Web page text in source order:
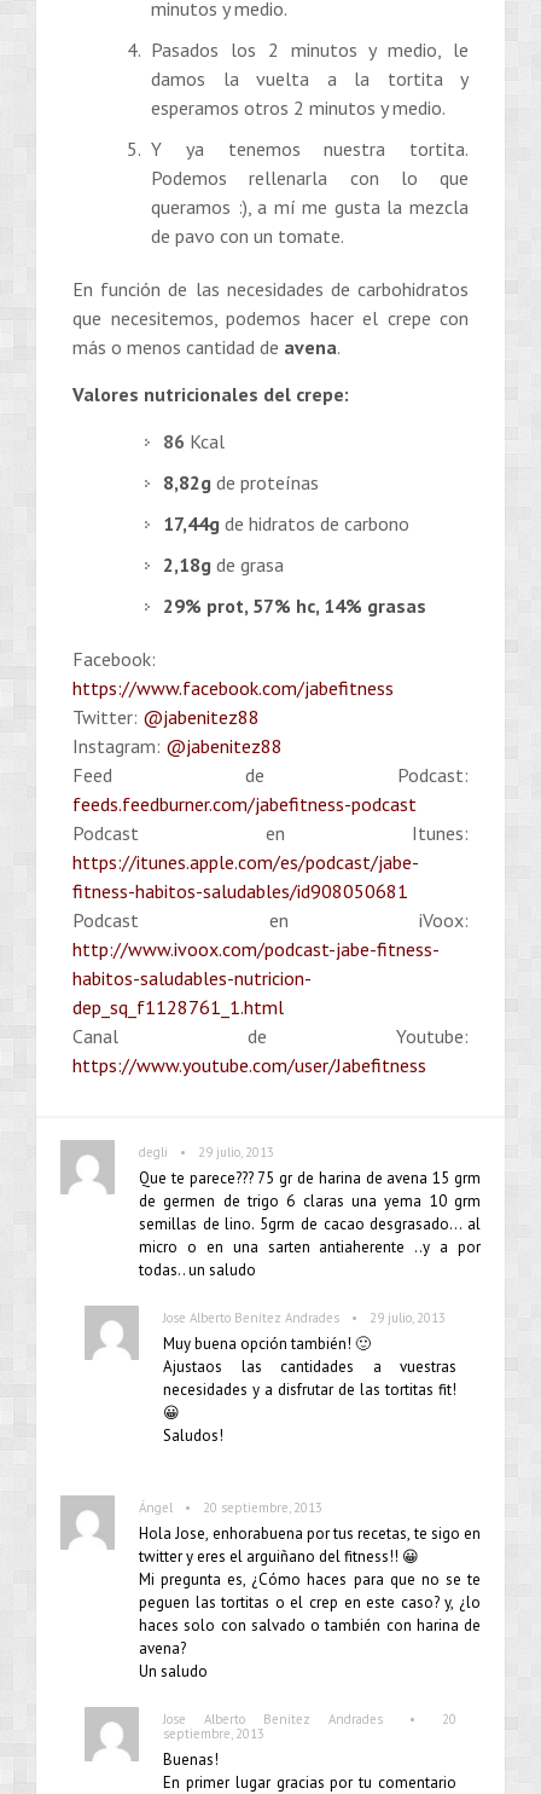
minutos y medio.
Pasados los 2 minutos y medio, le
damos la vuelta a la tortita y
esperamos otros 2 minutos y medio.
Y ya tenemos nuestra tortita.
Podemos rellenarla con lo que
queramos :), a mí me gusta la mezcla
de pavo con un tomate.
En función de las necesidades de carbohidratos
que necesitemos, podemos hacer el crepe con
más o menos cantidad de avena.
Valores nutricionales del crepe:
86 Kcal
8,82g de proteínas
17,44g de hidratos de carbono
2,18g de grasa
29% prot, 57% hc, 14% grasas
Facebook:
https://www.facebook.com/jabefitness
Twitter: @jabenitez88
Instagram: @jabenitez88
Feed de Podcast:
feeds.feedburner.com/jabefitness-podcast
Podcast en Itunes:
https://itunes.apple.com/es/podcast/jabe-
fitness-habitos-saludables/id908050681
Podcast en iVoox:
http://www.ivoox.com/podcast-jabe-fitness-
habitos-saludables-nutricion-
dep_sq_f1128761_1.html
Canal de Youtube:
https://www.youtube.com/user/Jabefitness
degli • 29 julio, 2013
Que te parece??? 75 gr de harina de avena 15 grm
de germen de trigo 6 claras una yema 10 grm
semillas de lino. 5grm de cacao desgrasado… al
micro o en una sarten antiaherente ..y a por
todas.. un saludo
Jose Alberto Benítez Andrades • 29 julio, 2013
Muy buena opción también! 🙂
Ajustaos las cantidades a vuestras
necesidades y a disfrutar de las tortitas fit!
😀
Saludos!
Ángel • 20 septiembre, 2013
Hola Jose, enhorabuena por tus recetas, te sigo en
twitter y eres el arguiñano del fitness!! 😀
Mi pregunta es, ¿Cómo haces para que no se te
peguen las tortitas o el crep en este caso? y, ¿lo
haces solo con salvado o también con harina de
avena?
Un saludo
Jose Alberto Benítez Andrades •
20
septiembre, 2013
Buenas!
En primer lugar gracias por tu comentario